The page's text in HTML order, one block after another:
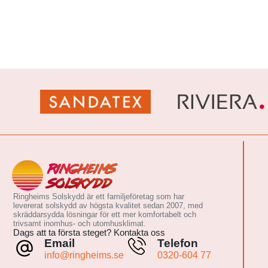
Ringheims Solskydd är ett familjeföretag som har
levererat solskydd av högsta kvalitet sedan 2007, med
skräddarsydda lösningar för ett mer komfortabelt och
trivsamt inomhus- och utomhusklimat.
Dags att ta första steget? Kontakta oss
Email
info@ringheims.se
Telefon
0320-604 77